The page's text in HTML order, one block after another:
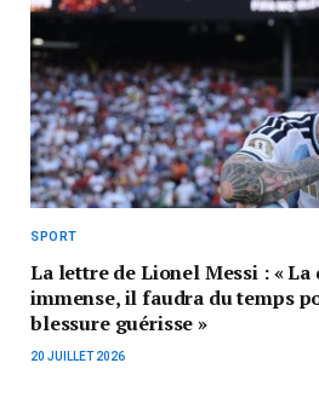
SPORT
La lettre de Lionel Messi : «
immense, il faudra du temps
blessure guérisse »
20 JUILLET 2026